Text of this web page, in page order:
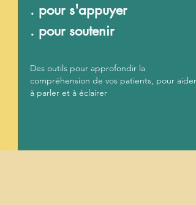
. pour s'appuyer
. pour soutenir
Des outils pour approfondir la
compréhension de vos patients, pour aider
à parler et à éclairer